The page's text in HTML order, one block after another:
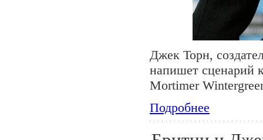
Джек Торн,
напишет сценарий
Mortimer
Подробнее